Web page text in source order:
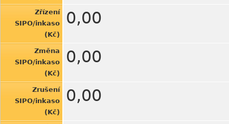
Zřízení
SIPO/inkaso
(Kč)
0,00
Změna
SIPO/inkaso
(Kč)
0,00
Zrušení
SIPO/inkaso
(Kč)
0,00